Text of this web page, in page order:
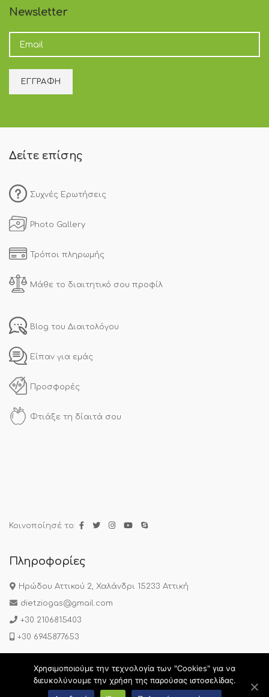
Newsletter
Δείτε επίσης
Συχνές Ερωτήσεις
Photo Gallery
Τρόποι πληρωμής
Μάθε το διαιτητικό σου προφίλ
Blog του Διαιτολόγου
Είπαν για εμάς
Προσφορές
Φτιάξε τη δίαιτά σου
Κοινοποίησέ το:
Πληροφορίες
Ηρώδου Αττικού 2, Χαλάνδρι 15233 Αττική
dietziogas@gmail.com
+30 2106815403
+30 6945877653
Πολιτική Απορρήτου | Όροι Χρήσης Συχνές Ερωτήσεις
Copyright © 2020 Diaitologos.gr. All Rights Reserved. Web
Χρησιμοποιούμε την τεχνολογία των "Cookies" για να
διευκολύνουμε την χρήση της παρούσας ιστοσελίδας.